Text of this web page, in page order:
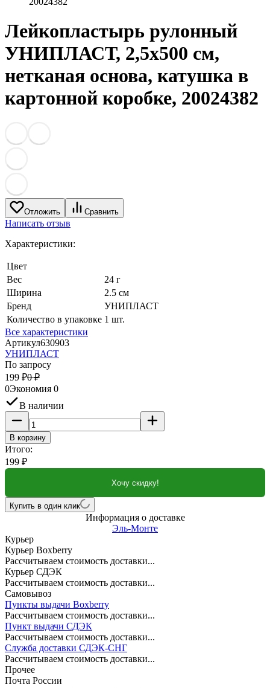
Лейкопластырь рулонный
УНИПЛАСТ, 2,5х500 см,
нетканая основа, катушка в
картонной коробке, 20024382
Отложить Сравнить
Написать отзыв
Характеристики:
Цвет
Вес
24 г
Ширина
2.5 см
Бренд
УНИПЛАСТ
Количество в упаковке 1 шт.
Все характеристики
Артикул630903
УНИПЛАСТ
По запросу
199 ₽0 ₽
0Экономия 0
В наличии
В корзину
Итого:
199 ₽
Хочу скидку!
Купить в один клик
Информация о доставке
Эль-Монте
Курьер
Курьер Boxberry
Рассчитываем стоимость доставки...
Курьер СДЭК
Рассчитываем стоимость доставки...
Самовывоз
Пункты выдачи Boxberry
Рассчитываем стоимость доставки...
Пункт выдачи СДЭК
Рассчитываем стоимость доставки...
Служба доставки СДЭК-СНГ
Рассчитываем стоимость доставки...
Прочее
Почта России